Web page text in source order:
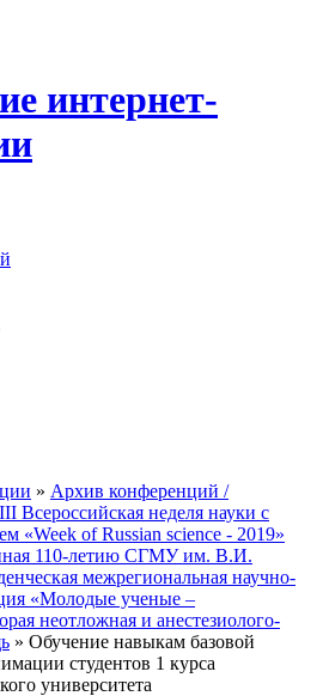
интернет-
» Архив конференций /
Всероссийская неделя науки с
«Week of Russian science - 2019»
110-летию СГМУ им. В.И.
межрегиональная научно-
«Молодые ученые –
неотложная и анестезиолого-
» Обучение навыкам базовой
студентов 1 курса
университета